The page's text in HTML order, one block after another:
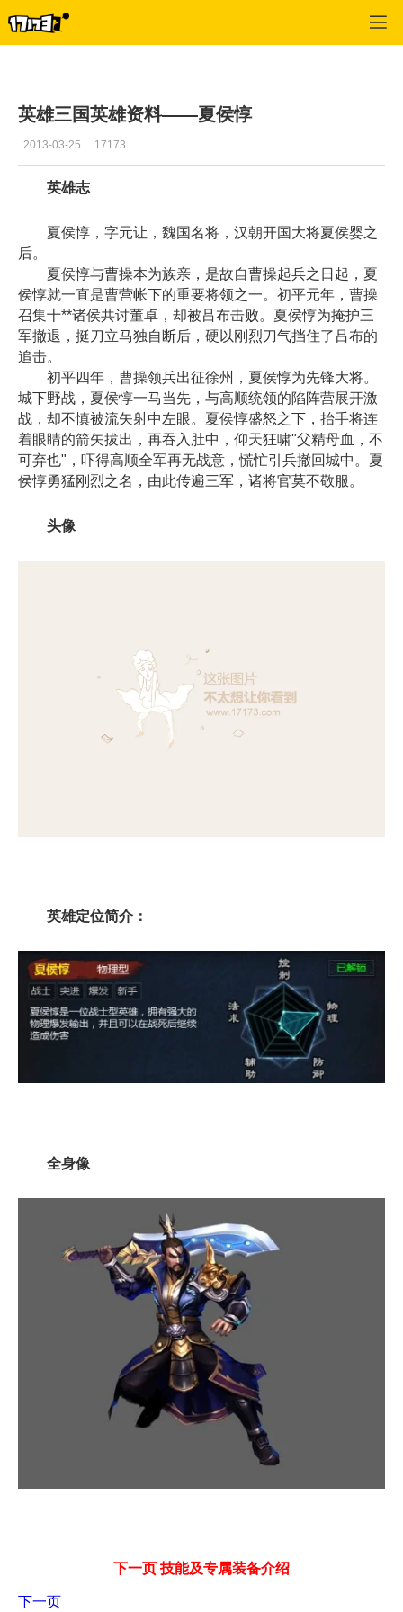
英雄三国英雄资料——夏侯惇
2013-03-25 17173
英雄志
夏侯惇，字元让，魏国名将，汉朝开国大将夏侯婴之
后。
夏侯惇与曹操本为族亲，是故自曹操起兵之日起，夏
侯惇就一直是曹营帐下的重要将领之一。初平元年，曹操
召集十**诸侯共讨董卓，却被吕布击败。夏侯惇为掩护三
军撤退，挺刀立马独自断后，硬以刚烈刀气挡住了吕布的
追击。
初平四年，曹操领兵出征徐州，夏侯惇为先锋大将。
城下野战，夏侯惇一马当先，与高顺统领的陷阵营展开激
战，却不慎被流矢射中左眼。夏侯惇盛怒之下，抬手将连
着眼睛的箭矢拔出，再吞入肚中，仰天狂啸"父精母血，不
可弃也"，吓得高顺全军再无战意，慌忙引兵撤回城中。夏
侯惇勇猛刚烈之名，由此传遍三军，诸将官莫不敬服。
头像
英雄定位简介：
全身像
下一页 技能及专属装备介绍
下一页